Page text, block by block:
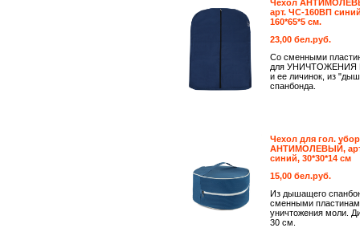
Чехол
арт. ЧС-160ВП
160*65*5 см.
23,00 бел.руб.
Со сменными
для
и ее личинок, из
спанбонда.
Чехол для гол.
АНТИМОЛЕВЫЙ,
синий, 30*30*14 см
15,00 бел.руб.
Из дышащего
сменными
уничтожения моли.
30 см.